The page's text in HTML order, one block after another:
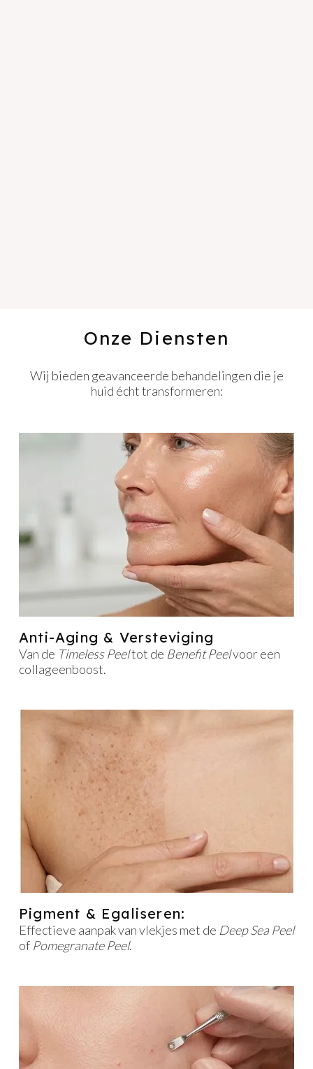
Onze Diensten
Wij bieden geavanceerde behandelingen die je
huid écht transformeren:
Anti-Aging & Versteviging
Van de Timeless Peeltot de Benefit Peelvoor een
collageenboost.
Pigment & Egaliseren:
Effectieve aanpak van vlekjes met de Deep Sea Peel
of Pomegranate Peel.